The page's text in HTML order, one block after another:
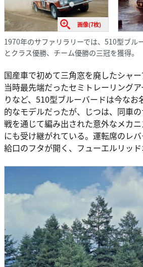
画像(7枚)
1970年のサファリラリーでは、510型ブル
とクラス優勝、チーム優勝の三冠を獲得。
国産車で初めて三角窓を廃したシャー
当時最先端だったセミトレーリング
りなど、510型ブルーバードは今な
的なモデルだったが、じつは、同車
戦を通じて編み出された意外なメカ
にも受け継がれている。運転席のレ
給口のフタが開く、フューエルリッド